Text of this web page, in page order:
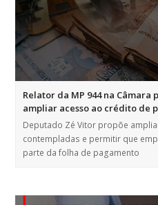
Relator da MP 944 na
ampliar acesso ao crédito de
Deputado Zé Vitor propõe
contempladas e permitir que
parte da folha de pagamento